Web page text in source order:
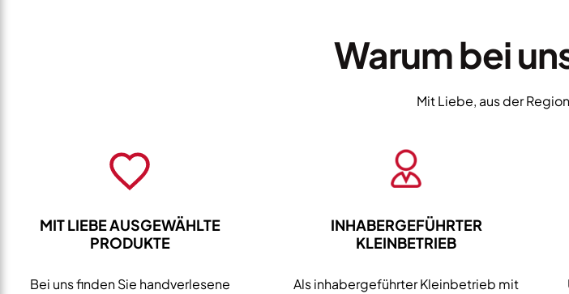
Warum bei
Mit Liebe, aus der
MIT LIEBE AUSGEWÄHLTE
PRODUKTE
Bei uns finden Sie handverlesene
INHABERGEFÜHRTER
KLEINBETRIEB
Als inhabergeführter Kleinbetrieb mit